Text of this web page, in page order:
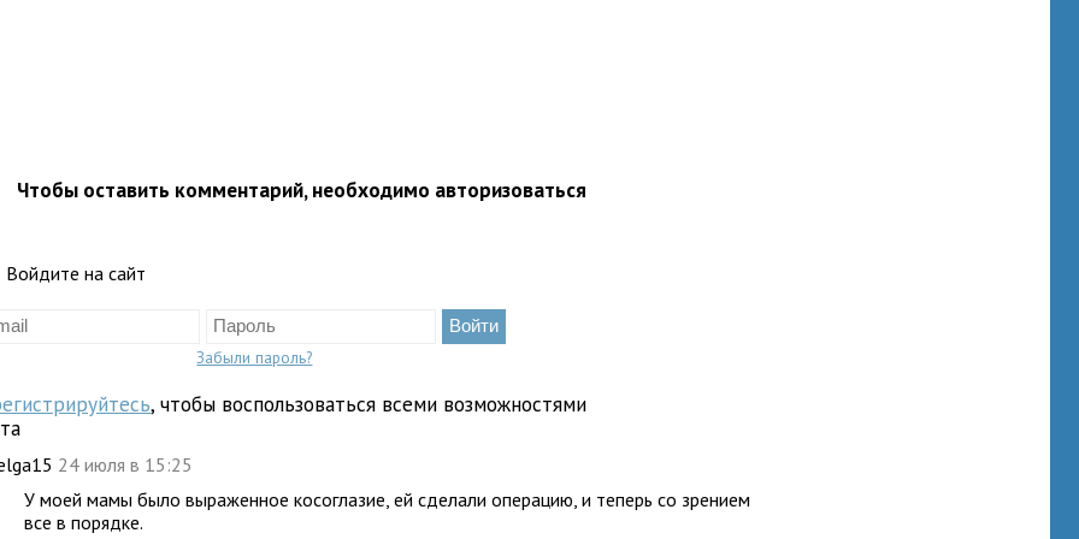
Чтобы оставить комментарий, необходимо авторизоваться
Войдите на сайт
Забыли пароль?
, чтобы воспользоваться всеми возможностями
24 июля в 15:25
У моей мамы было выраженное косоглазие, ей сделали операцию, и теперь со зрением
все в порядке.